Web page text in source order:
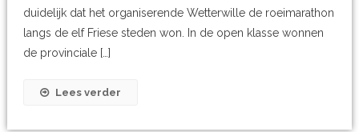
duidelijk dat het organiserende Wetterwille de roeimarathon
langs de elf Friese steden won. In de open klasse wonnen
de provinciale […]
Lees verder